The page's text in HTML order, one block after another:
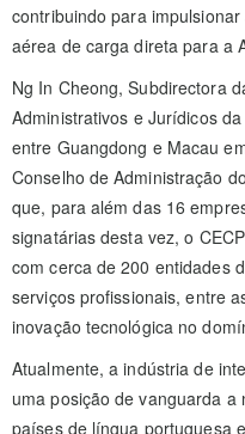
contribuindo para
aérea de carga direta para a
Ng In Cheong, Subdirectora
Administrativos e Jurídicos
entre Guangdong e Macau
Conselho de Administração
que, para além das 16
signatárias desta vez, o
com cerca de 200 entidades
serviços profissionais, entre
inovação tecnológica no
Atualmente, a indústria de
uma posição de vanguarda
países de língua portuguesa